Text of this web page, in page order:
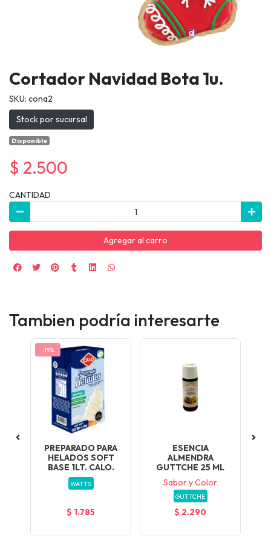
Cortador Navidad Bota 1u.
SKU: cona2
Stock por sucursal
Disponible
$ 2.500
CANTIDAD
Agregar al carro
Tambien podría interesarte
-15%
PREPARADO PARA
HELADOS SOFT
BASE 1LT. CALO.
WATTS
$ 1.785
ESENCIA
ALMENDRA
GUTTCHE 25 ML
Sabor y Color
GUTTCHE
$ 2.290